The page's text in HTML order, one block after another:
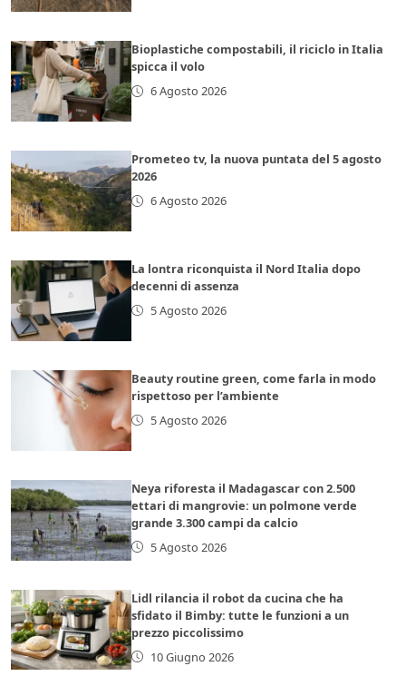
Bioplastiche compostabili, il riciclo in Italia
spicca il volo
6 Agosto 2026
Prometeo tv, la nuova puntata del 5 agosto
2026
6 Agosto 2026
La lontra riconquista il Nord Italia dopo
decenni di assenza
5 Agosto 2026
Beauty routine green, come farla in modo
rispettoso per l’ambiente
5 Agosto 2026
Neya riforesta il Madagascar con 2.500
ettari di mangrovie: un polmone verde
grande 3.300 campi da calcio
5 Agosto 2026
Lidl rilancia il robot da cucina che ha
sfidato il Bimby: tutte le funzioni a un
prezzo piccolissimo
10 Giugno 2026